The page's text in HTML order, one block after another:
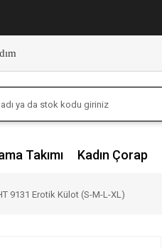
Takımı Kadın Çorap
9131 Erotik Külot (S-M-L-XL)